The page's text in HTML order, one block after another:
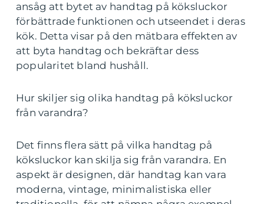
ansåg att bytet av handtag på köksluckor
förbättrade funktionen och utseendet i deras
kök. Detta visar på den mätbara effekten av
att byta handtag och bekräftar dess
popularitet bland hushåll.
Hur skiljer sig olika handtag på köksluckor
från varandra?
Det finns flera sätt på vilka handtag på
köksluckor kan skilja sig från varandra. En
aspekt är designen, där handtag kan vara
moderna, vintage, minimalistiska eller